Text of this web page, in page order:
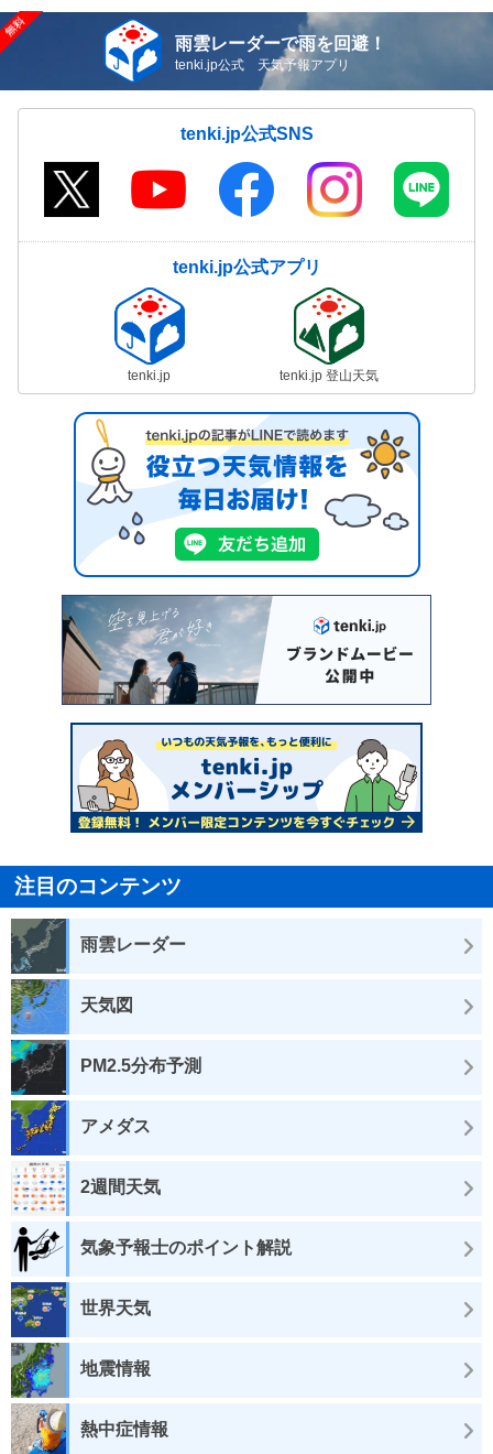
雨雲レーダーで雨を回避！
tenki.jp公式 天気予報アプリ
tenki.jp公式SNS
tenki.jp公式アプリ
tenki.jp tenki.jp 登山天気
注目のコンテンツ
雨雲レーダー
天気図
PM2.5分布予測
アメダス
2週間天気
気象予報士のポイント解説
世界天気
地震情報
熱中症情報